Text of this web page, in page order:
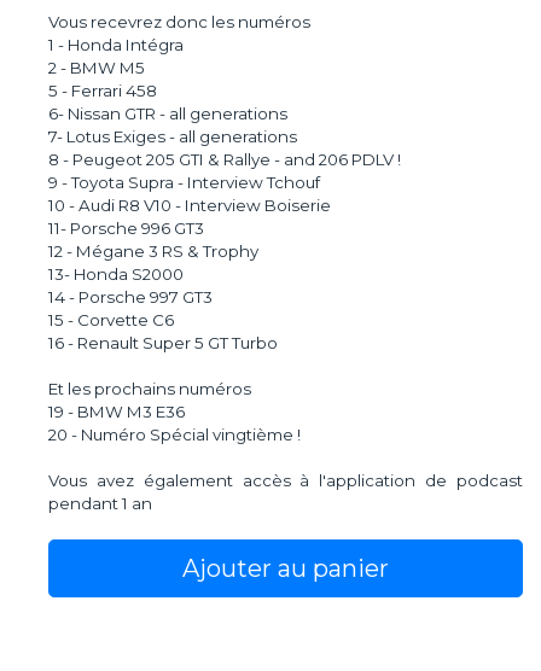
Vous recevrez donc les numéros
1 - Honda Intégra
2 - BMW M5
5 - Ferrari 458
6- Nissan GTR - all generations
7- Lotus Exiges - all generations
8 - Peugeot 205 GTI & Rallye - and 206 PDLV !
9 - Toyota Supra - Interview Tchouf
10 - Audi R8 V10 - Interview Boiserie
11- Porsche 996 GT3
12 - Mégane 3 RS & Trophy
13- Honda S2000
14 - Porsche 997 GT3
15 - Corvette C6
16 - Renault Super 5 GT Turbo
Et les prochains numéros
19 - BMW M3 E36
20 - Numéro Spécial vingtième !
Vous avez également accès à l'application de podcast
pendant 1 an
Ajouter au panier